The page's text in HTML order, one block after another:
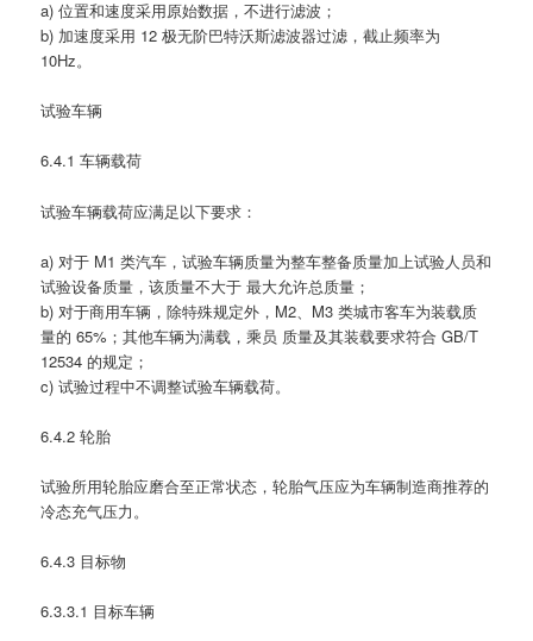
a) 位置和速度采用原始数据，不进行滤波；
b) 加速度采用 12 极无阶巴特沃斯滤波器过滤，截止频率为
10Hz。
试验车辆
6.4.1 车辆载荷
试验车辆载荷应满足以下要求：
a) 对于 M1 类汽车，试验车辆质量为整车整备质量加上试验人员和
试验设备质量，该质量不大于 最大允许总质量；
b) 对于商用车辆，除特殊规定外，M2、M3 类城市客车为装载质
量的 65%；其他车辆为满载，乘员 质量及其装载要求符合 GB/T
12534 的规定；
c) 试验过程中不调整试验车辆载荷。
6.4.2 轮胎
试验所用轮胎应磨合至正常状态，轮胎气压应为车辆制造商推荐的
冷态充气压力。
6.4.3 目标物
6.3.3.1 目标车辆